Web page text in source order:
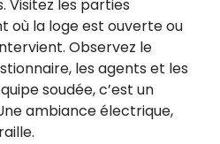
Visitez les parties
où la loge est ouverte ou
Observez le
les agents et les
soudée, c’est un
ambiance électrique,